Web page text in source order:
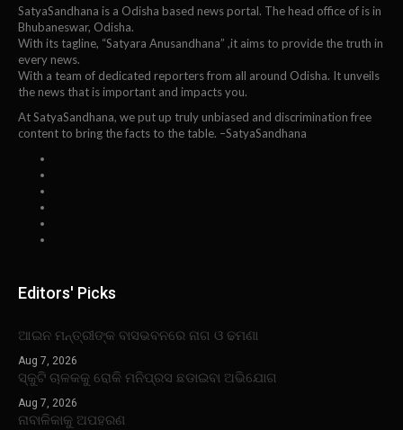
SatyaSandhana is a Odisha based news portal. The head office of is in
Bhubaneswar, Odisha.
With its tagline, “Satyara Anusandhana” ,it aims to provide the truth in
every news.
With a team of dedicated reporters from all around Odisha. It unveils
the news that is important and impacts you.
At SatyaSandhana, we put up truly unbiased and discrimination free
content to bring the facts to the table. –SatyaSandhana
Editors' Picks
ଆଇନ ମନ୍ତ୍ରୀଙ୍କ ବାସଭବନରେ ନାଗ ଓ ଢମଣା
Aug 7, 2026
ସ୍କୁଟି ଚାଳକକୁ ରୋକି ମନିପ୍ରସ ଛଡାଇବା ଅଭିଯୋଗ
Aug 7, 2026
ନାବାଳିକାକୁ ଅପହରଣ